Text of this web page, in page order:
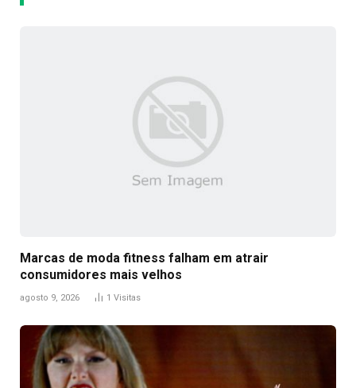
Marcas de moda fitness falham em atrair
consumidores mais velhos
agosto 9, 2026 1 Visitas